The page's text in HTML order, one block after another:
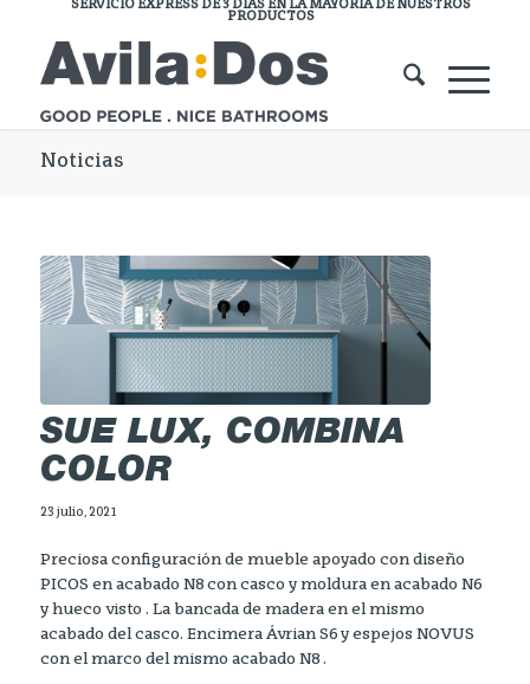
SERVICIO EXPRESS DE 3 DÍAS EN LA MAYORÍA DE NUESTROS
PRODUCTOS
Noticias
SUE LUX, COMBINA
COLOR
23 julio, 2021
Preciosa configuración de mueble apoyado con diseño
PICOS en acabado N8 con casco y moldura en acabado N6
y hueco visto . La bancada de madera en el mismo
acabado del casco. Encimera Ávrian S6 y espejos NOVUS
con el marco del mismo acabado N8 .